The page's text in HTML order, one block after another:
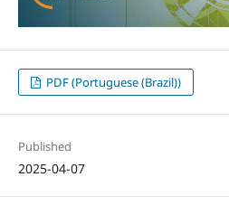
PDF (Portuguese (Brazil))
Published
2025-04-07